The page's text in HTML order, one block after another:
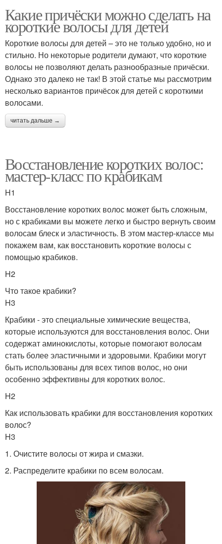
Какие причёски можно сделать на
короткие волосы для детей
Короткие волосы для детей – это не только удобно, но и
стильно. Но некоторые родители думают, что короткие
волосы не позволяют делать разнообразные причёски.
Однако это далеко не так! В этой статье мы рассмотрим
несколько вариантов причёсок для детей с короткими
волосами.
читать дальше →
Восстановление коротких волос:
мастер-класс по крабикам
H1
Восстановление коротких волос может быть сложным,
но с крабиками вы можете легко и быстро вернуть своим
волосам блеск и эластичность. В этом мастер-классе мы
покажем вам, как восстановить короткие волосы с
помощью крабиков.
H2
Что такое крабики?
H3
Крабики - это специальные химические вещества,
которые используются для восстановления волос. Они
содержат аминокислоты, которые помогают волосам
стать более эластичными и здоровыми. Крабики могут
быть использованы для всех типов волос, но они
особенно эффективны для коротких волос.
H2
Как использовать крабики для восстановления коротких
волос?
H3
1. Очистите волосы от жира и смазки.
2. Распределите крабики по всем волосам.